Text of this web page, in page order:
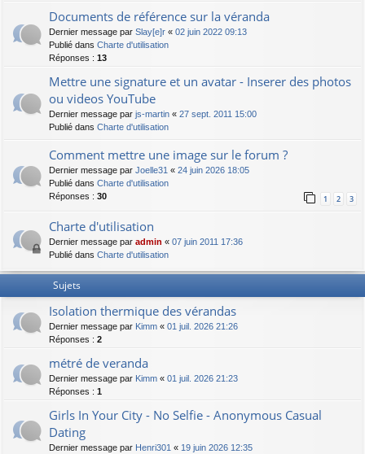
Documents de référence sur la véranda
Dernier message par Slay[e]r « 02 juin 2022 09:13
Publié dans Charte d'utilisation
Réponses : 13
Mettre une signature et un avatar - Inserer des photos
ou videos YouTube
Dernier message par js-martin « 27 sept. 2011 15:00
Publié dans Charte d'utilisation
Comment mettre une image sur le forum ?
Dernier message par Joelle31 « 24 juin 2026 18:05
Publié dans Charte d'utilisation
Réponses : 30 1 2 3
Charte d'utilisation
Dernier message par admin « 07 juin 2011 17:36
Publié dans Charte d'utilisation
Sujets
Isolation thermique des vérandas
Dernier message par Kimm « 01 juil. 2026 21:26
Réponses : 2
métré de veranda
Dernier message par Kimm « 01 juil. 2026 21:23
Réponses : 1
Girls In Your City - No Selfie - Anonymous Casual
Dating
Dernier message par Henri301 « 19 juin 2026 12:35